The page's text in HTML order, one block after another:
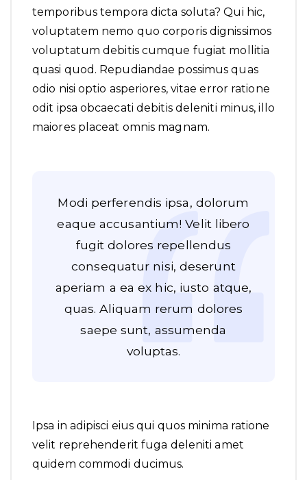
temporibus tempora dicta soluta? Qui hic,
voluptatem nemo quo corporis dignissimos
voluptatum debitis cumque fugiat mollitia
quasi quod. Repudiandae possimus quas
odio nisi optio asperiores, vitae error ratione
odit ipsa obcaecati debitis deleniti minus, illo
maiores placeat omnis magnam.
Modi perferendis ipsa, dolorum
eaque accusantium! Velit libero
fugit dolores repellendus
consequatur nisi, deserunt
aperiam a ea ex hic, iusto atque,
quas. Aliquam rerum dolores
saepe sunt, assumenda
voluptas.
Ipsa in adipisci eius qui quos minima ratione
velit reprehenderit fuga deleniti amet
quidem commodi ducimus.